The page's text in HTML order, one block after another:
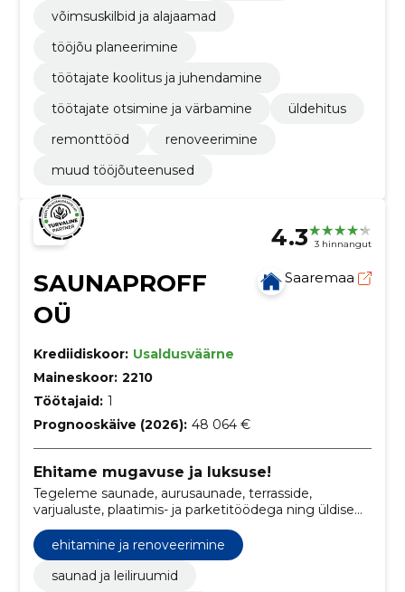
võimsuskilbid ja alajaamad
tööjõu planeerimine
töötajate koolitus ja juhendamine
töötajate otsimine ja värbamine
üldehitus
remonttööd
renoveerimine
muud tööjõuteenused
4.3 3 hinnangut
SAUNAPROFF
OÜ
Saaremaa
Krediidiskoor: Usaldusväärne
Maineskoor: 2210
Töötajaid: 1
Prognooskäive (2026): 48 064 €
Ehitame mugavuse ja luksuse!
Tegeleme saunade, aurusaunade, terrasside,
varjualuste, plaatimis- ja parketitöödega ning üldise
remondi ja ehitustöödega.
ehitamine ja renoveerimine
saunad ja leiliruumid